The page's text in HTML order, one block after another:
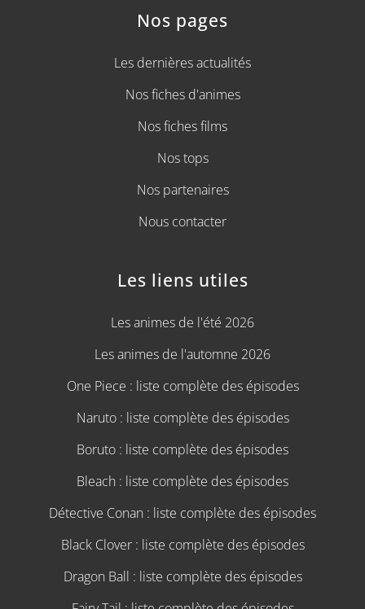
Nos pages
Les dernières actualités
Nos fiches d'animes
Nos fiches films
Nos tops
Nos partenaires
Nous contacter
Les liens utiles
Les animes de l'été 2026
Les animes de l'automne 2026
One Piece : liste complète des épisodes
Naruto : liste complète des épisodes
Boruto : liste complète des épisodes
Bleach : liste complète des épisodes
Détective Conan : liste complète des épisodes
Black Clover : liste complète des épisodes
Dragon Ball : liste complète des épisodes